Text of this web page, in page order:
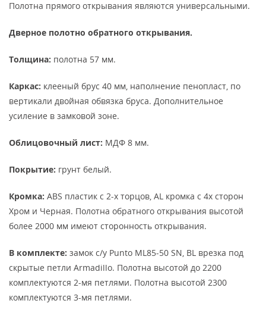
Полотна прямого открывания являются универсальными.
Дверное полотно обратного открывания.
Толщина: полотна 57 мм.
Каркас: клееный брус 40 мм, наполнение пенопласт, по
вертикали двойная обвязка бруса. Дополнительное
усиление в замковой зоне.
Облицовочный лист: МДФ 8 мм.
Покрытие: грунт белый.
Кромка: АBS пластик с 2-х торцов, AL кромка с 4х сторон
Хром и Черная. Полотна обратного открывания высотой
более 2000 мм имеют сторонность открывания.
В комплекте: замок с/у Punto ML85-50 SN, BL врезка под
скрытые петли Armadillo. Полотна высотой до 2200
комплектуются 2-мя петлями. Полотна высотой 2300
комплектуются 3-мя петлями.